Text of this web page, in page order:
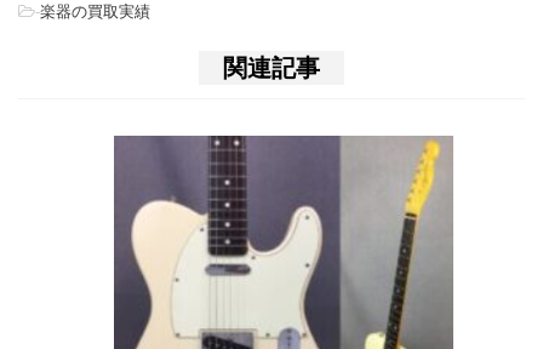
-楽器の買取実績
関連記事